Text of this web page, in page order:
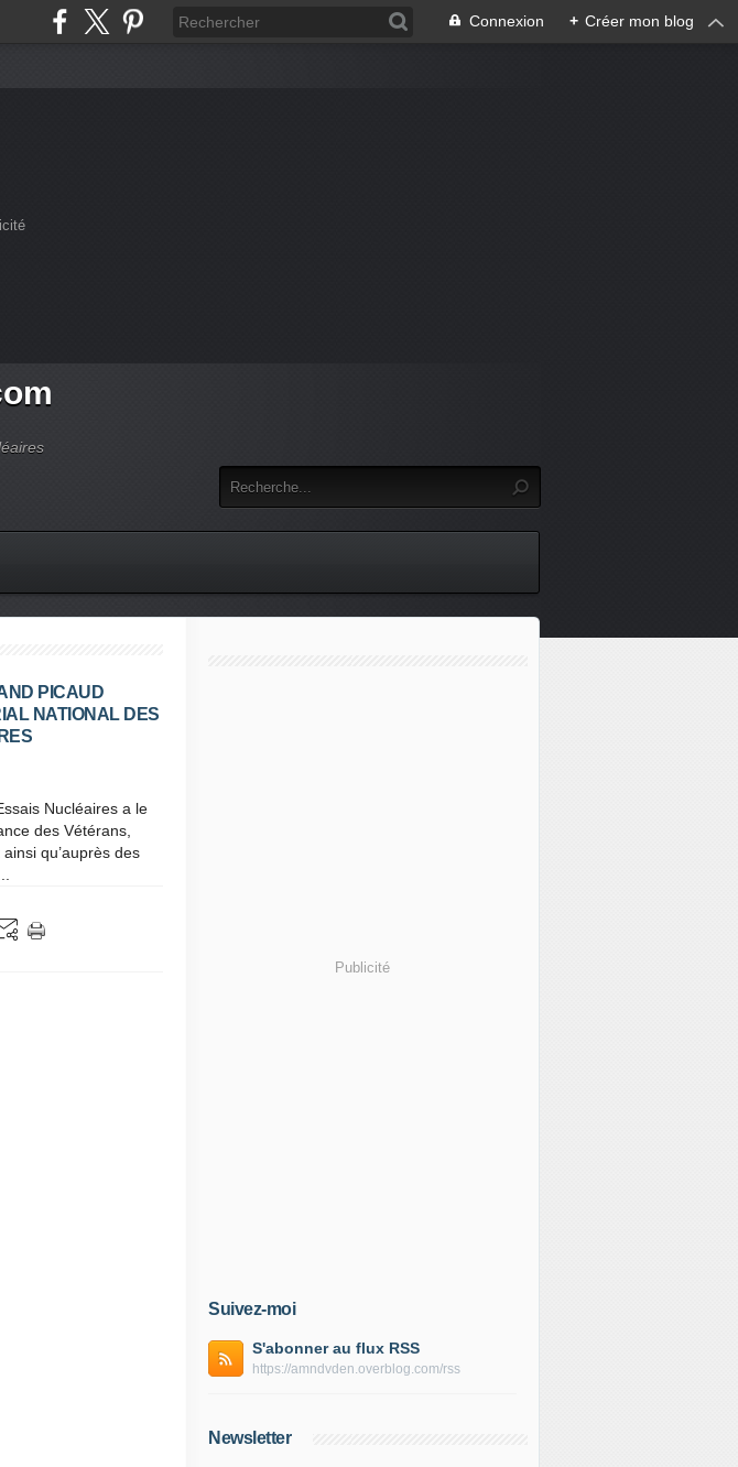
Connexion + Créer mon blog
PICAUD
NATIONAL DES
Nucléaires a le
des Vétérans,
qu’auprès des
Publicité
Suivez-moi
S'abonner au flux RSS
https://amndvden.overblog.com/rss
Newsletter